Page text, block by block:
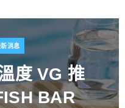
消息
術家推出
盒 循四季